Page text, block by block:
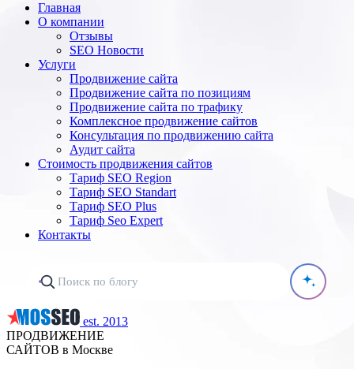
Главная
О компании
Отзывы
SEO Новости
Услуги
Продвижение сайта
Продвижение сайта по позициям
Продвижение сайта по трафику
Комплексное продвижение сайтов
Консультация по продвижению сайта
Аудит сайта
Стоимость продвижения сайтов
Тариф SEO Region
Тариф SEO Standart
Тариф SEO Plus
Тариф Seo Expert
Контакты
est. 2013
ПРОДВИЖЕНИЕ
САЙТОВ в Москве